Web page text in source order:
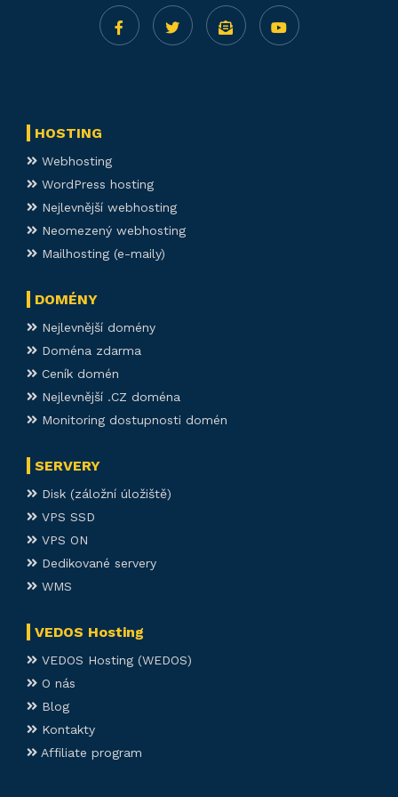
HOSTING
Webhosting
WordPress hosting
Nejlevnější webhosting
Neomezený webhosting
Mailhosting (e-maily)
DOMÉNY
Nejlevnější domény
Doména zdarma
Ceník domén
Nejlevnější .CZ doména
Monitoring dostupnosti domén
SERVERY
Disk (záložní úložiště)
VPS SSD
VPS ON
Dedikované servery
WMS
VEDOS Hosting
VEDOS Hosting (WEDOS)
O nás
Blog
Kontakty
Affiliate program